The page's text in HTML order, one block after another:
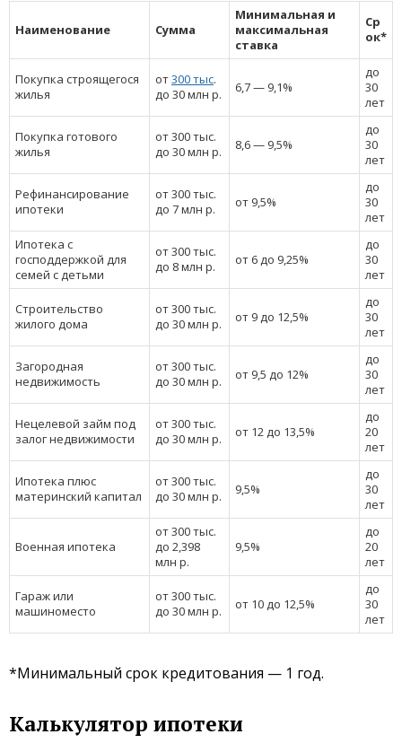
Наименование Сумма
Минимальная и
максимальная
ставка
Ср
ок*
Покупка строящегося
жилья
от300 тыс.
до 30 млн р.
6,7 — 9,1%
до
30
лет
Покупка готового
жилья
от 300 тыс.
до 30 млн р.
8,6 — 9,5%
до
30
лет
Рефинансирование
ипотеки
от 300 тыс.
до 7 млн р.
от 9,5%
до
30
лет
Ипотека с
господдержкой для
семей с детьми
от 300 тыс.
до 8 млн р.
от 6 до 9,25%
до
30
лет
Строительство
жилого дома
от 300 тыс.
до 30 млн р.
от 9 до 12,5%
до
30
лет
Загородная
недвижимость
от 300 тыс.
до 30 млн р.
от 9,5 до 12%
до
30
лет
Нецелевой займ под
залог недвижимости
от 300 тыс.
до 30 млн р.
от 12 до 13,5%
до
20
лет
Ипотека плюс
материнский капитал
от 300 тыс.
до 30 млн р.
9,5%
до
30
лет
Военная ипотека
от 300 тыс.
до 2,398
млн р.
9,5%
до
20
лет
Гараж или
машиноместо
от 300 тыс.
до 30 млн р.
от 10 до 12,5%
до
30
лет
*Минимальный срок кредитования — 1 год.
Калькулятор ипотеки